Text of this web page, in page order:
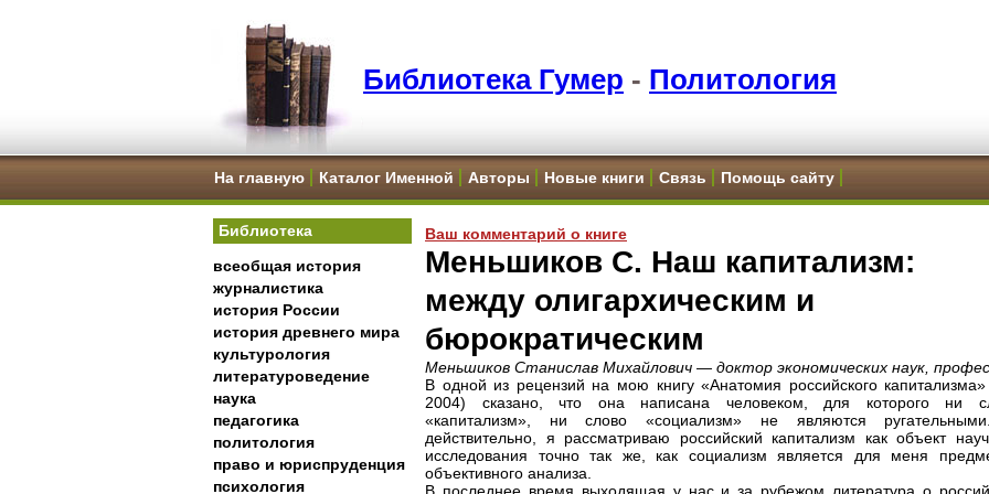
Библиотека Гумер - Политология
На главную Каталог Именной Авторы Новые книги Связь Помощь сайту
Библиотека
всеобщая история
журналистика
история России
история древнего мира
культурология
литературоведение
наука
педагогика
политология
право и юриспруденция
психология
Ваш комментарий о книге
Меньшиков С. Наш капитализм:
между олигархическим и
бюрократическим
Меньшиков Станислав Михайлович — доктор экономических наук,
В одной из рецензий на мою книгу «Анатомия российского капитализма»
2004) сказано, что она написана человеком, для которого ни
«капитализм», ни слово «социализм» не являются
действительно, я рассматриваю российский капитализм как объект
исследования точно так же, как социализм является для меня
объективного анализа.